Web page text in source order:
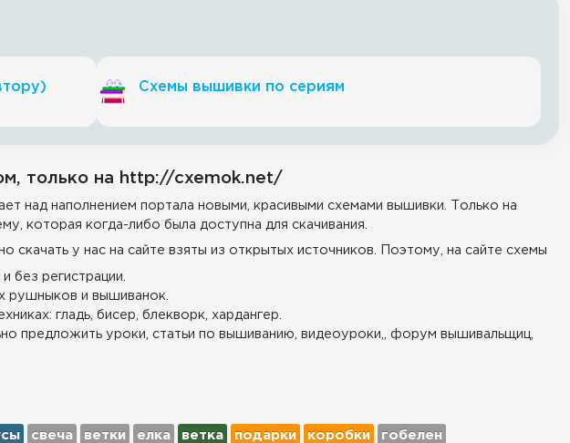
Схемы вышивки по сериям
только на http://cxemok.net/
над наполнением портала новыми, красивыми схемами вышивки. Только на
которая когда-либо была доступна для скачивания.
скачать у нас на сайте взяты из открытых источников. Поэтому, на сайте схемы
без регистрации.
рушныков и вышиванок.
гладь, бисер, блекворк, хардангер.
предложить уроки, статьи по вышиванию, видеоуроки,, форум вышивальщиц,
свеча ветки елка ветка подарки коробки гобелен